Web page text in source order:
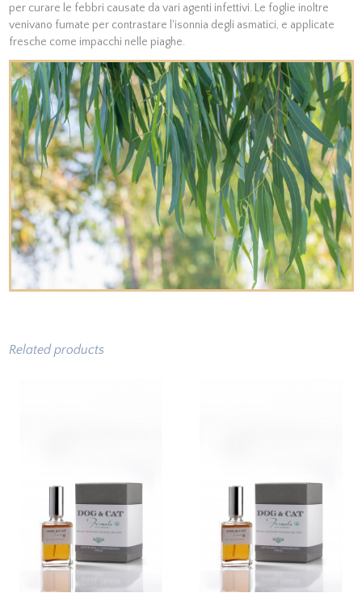
per curare le febbri causate da vari agenti infettivi. Le foglie inoltre
venivano fumate per contrastare l'isonnia degli asmatici, e applicate
fresche come impacchi nelle piaghe.
Related products